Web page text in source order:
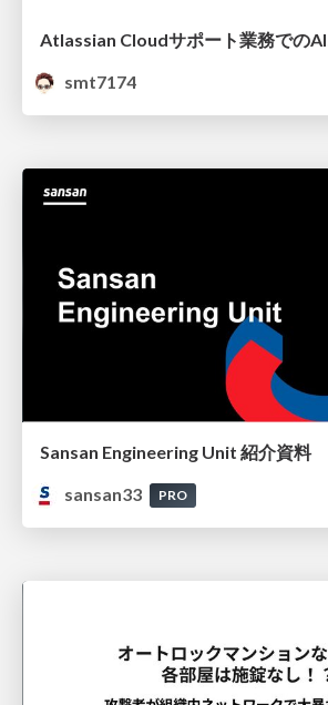
smt7174
Sansan Engineering Unit 紹介資料
sansan33
PRO